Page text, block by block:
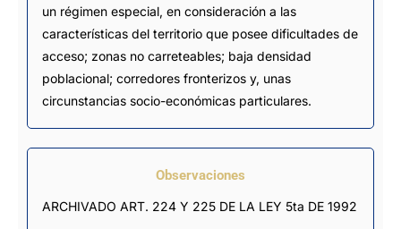
un régimen especial, en consideración a las
características del territorio que posee dificultades de
acceso; zonas no carreteables; baja densidad
poblacional; corredores fronterizos y, unas
circunstancias socio-económicas particulares.
Observaciones
ARCHIVADO ART. 224 Y 225 DE LA LEY 5ta DE 1992